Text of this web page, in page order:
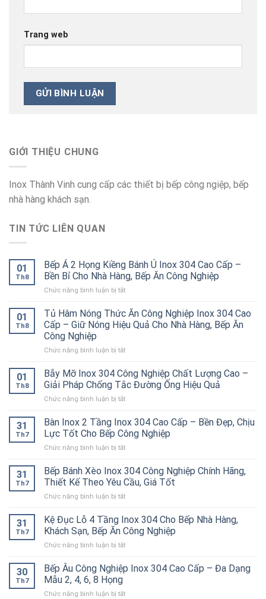
Trang web
GIỚI THIỆU CHUNG
Inox Thành Vinh cung cấp các thiết bị bếp công ngiệp, bếp
nhà hàng khách sạn.
TIN TỨC LIÊN QUAN
01
Th8
Bếp Á 2 Họng Kiềng Bánh Ú Inox 304 Cao Cấp –
Bền Bỉ Cho Nhà Hàng, Bếp Ăn Công Nghiệp
Chức năng bình luận bị tắtở
Á
2
Họng
Bánh
Inox
304
Cấp
Bền
Bỉ
Nhà
Bếp
Ăn
01
Th8
Tủ Hâm Nóng Thức Ăn Công Nghiệp Inox 304 Cao
Cấp – Giữ Nóng Hiệu Quả Cho Nhà Hàng, Bếp Ăn
Công Nghiệp
Chức năng bình luận bị tắtở
Hâm
Nóng
Thức
Ăn
Nghiệp
Inox
304
Cao
–
Giữ
Cho
Nhà
Công
01
Th8
Bẫy Mỡ Inox 304 Công Nghiệp Chất Lượng Cao –
Giải Pháp Chống Tắc Đường Ống Hiệu Quả
Chức năng bình luận bị tắtở
Mỡ
Inox
304
Công
Chất
Lượng
–
Pháp
Chống
Hiệu
31
Th7
Bàn Inox 2 Tầng Inox 304 Cao Cấp – Bền Đẹp, Chịu
Lực Tốt Cho Bếp Công Nghiệp
Chức năng bình luận bị tắtở
Inox
2
Tầng
Inox
Cao
Cấp
Bền
Chịu
31
Th7
Bếp Bánh Xèo Inox 304 Công Nghiệp Chính Hãng,
Thiết Kế Theo Yêu Cầu, Giá Tốt
Chức năng bình luận bị tắtở
Bánh
Xèo
Inox
304
Nghiệp
Thiết
31
Th7
Kệ Đục Lỗ 4 Tầng Inox 304 Cho Bếp Nhà Hàng,
Khách Sạn, Bếp Ăn Công Nghiệp
Chức năng bình luận bị tắtở
Đục
Tầng
30
Th7
Bếp Âu Công Nghiệp Inox 304 Cao Cấp – Đa Dạng
Mẫu 2, 4, 6, 8 Họng
Chức năng bình luận bị tắtở